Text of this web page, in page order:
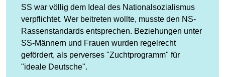
SS war völlig dem Ideal des Nationalsozialismus
verpflichtet. Wer beitreten wollte, musste den NS-
Rassenstandards entsprechen. Beziehungen unter
SS-Männern und Frauen wurden regelrecht
gefördert, als perverses "Zuchtprogramm" für
"ideale Deutsche".